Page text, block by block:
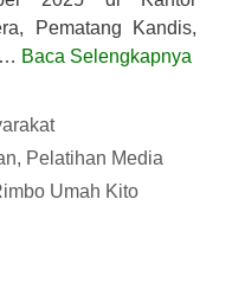
Pematang Kandis,
… Baca Selengkapnya
, Pelatihan Media
Umah Kito